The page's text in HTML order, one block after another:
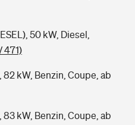
50 kW, Diesel,
471)
82 kW, Benzin, Coupe, ab
83 kW, Benzin, Coupe, ab